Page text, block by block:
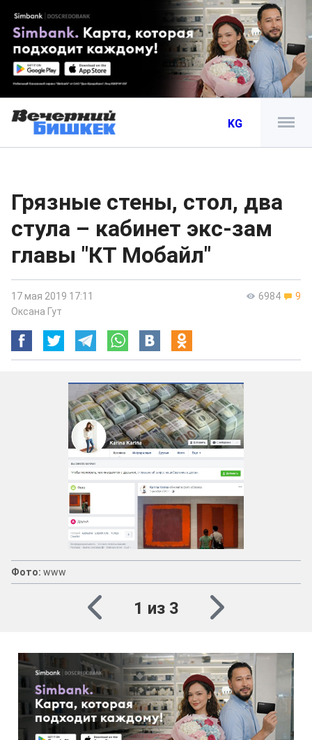
KG
Грязные стены, стол, два
стула – кабинет экс-зам
главы "КТ Мобайл"
6984 9
17 мая 2019 17:11
Оксана Гут
Фото: www
1 из 3